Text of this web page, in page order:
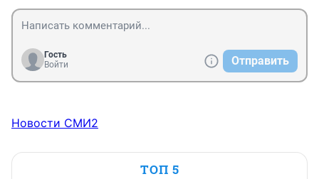
Гость
Войти
Отправить
Новости СМИ2
ТОП 5